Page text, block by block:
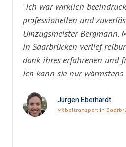
"Ich war wirklich
professionellen und
Umzugsmeister Bergmann.
in Saarbrücken verlief
dank ihres erfahrenen und
Ich kann sie nur
Jürgen Eberhardt
Möbeltransport in